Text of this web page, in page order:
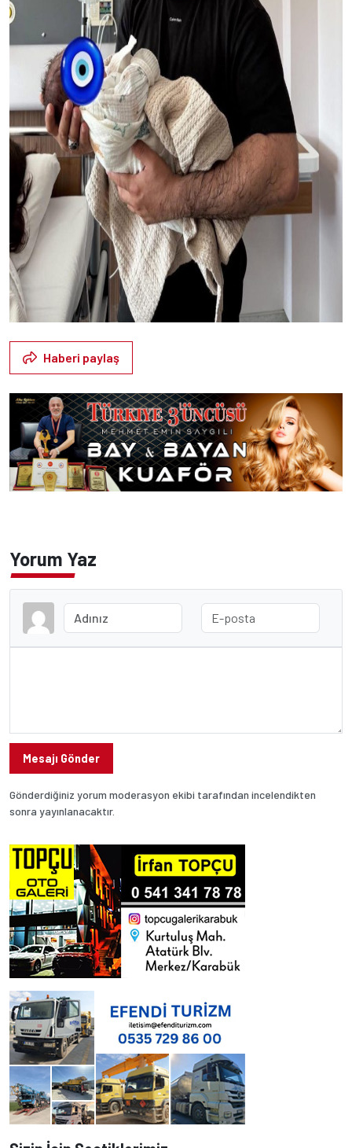
Haberi paylaş
Yorum Yaz
Mesajı Gönder
Gönderdiğiniz yorum moderasyon ekibi tarafından incelendikten
sonra yayınlanacaktır.